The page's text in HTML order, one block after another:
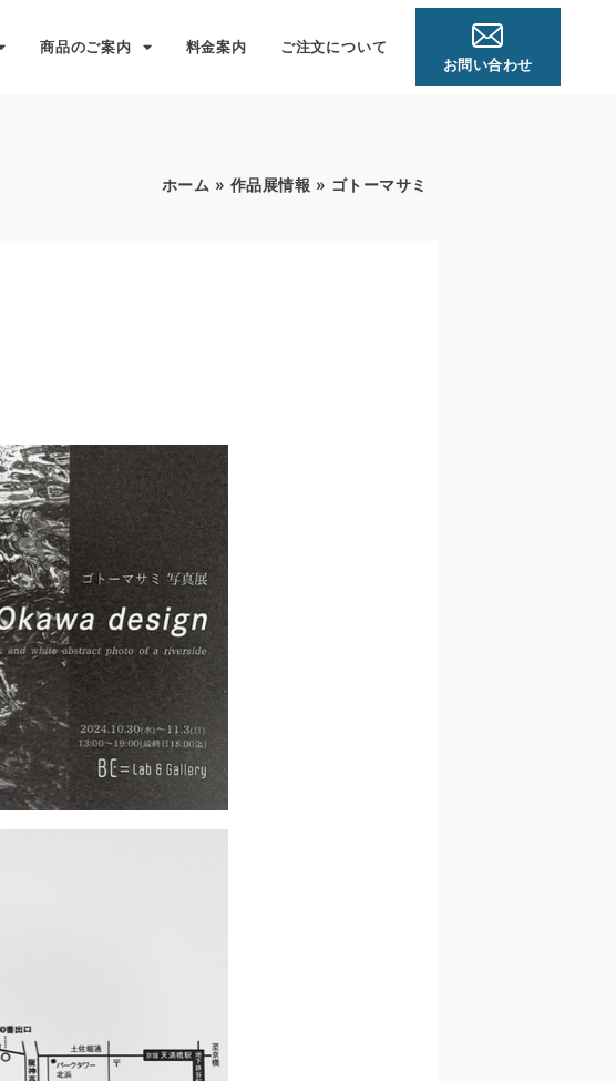
商品のご案内 料金案内
ご注文について
お問い合わせ
ホーム » 作品展情報 » ゴトーマサミ